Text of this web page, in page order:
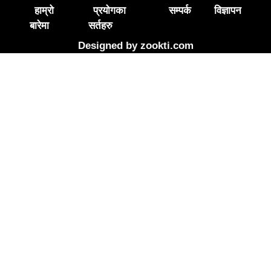
हाम्रो
बारेमा
प्रयोगका
सर्तहरु
सम्पर्क विज्ञापन
Designed by zookti.com